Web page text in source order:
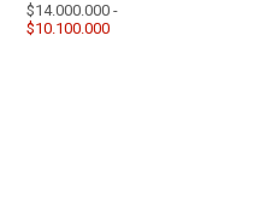
$14.000.000 -
$10.100.000